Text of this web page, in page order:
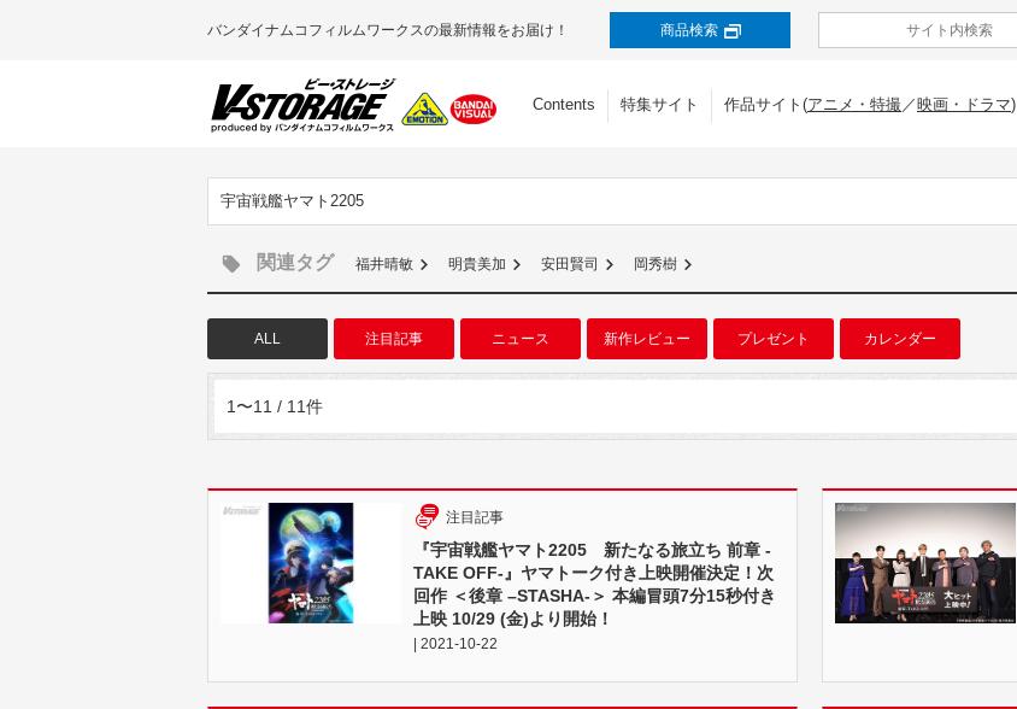
バンダイナムコフィルムワークスの最新情報をお届け！ 商品検索
Contents 特集サイト 作品サイト(アニメ・特撮／映画・ドラマ)
宇宙戦艦ヤマト2205
関連タグ 福井晴敏 明貴美加 安田賢司 岡秀樹
ALL 注目記事 ニュース 新作レビュー プレゼント カレンダー
1〜11 / 11件
注目記事
『宇宙戦艦ヤマト2205 新たなる旅立ち 前章 -
TAKE OFF-』ヤマトーク付き上映開催決定！次
回作 ＜後章 –STASHA-＞ 本編冒頭7分15秒付き
上映 10/29 (金)より開始！
| 2021-10-22